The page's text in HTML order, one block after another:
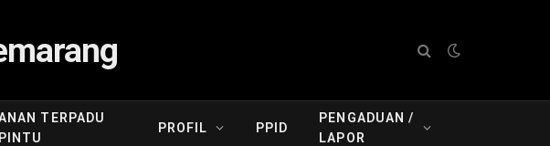
TERPADU
PROFIL PPID
PENGADUAN /
LAPOR